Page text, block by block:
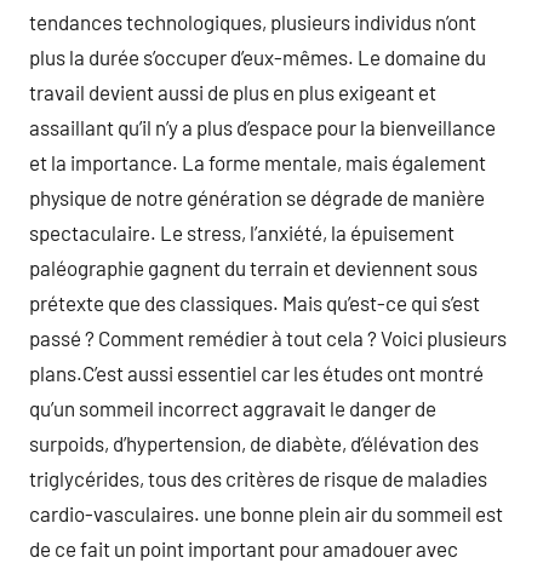
tendances technologiques, plusieurs individus n’ont
plus la durée s’occuper d’eux-mêmes. Le domaine du
travail devient aussi de plus en plus exigeant et
assaillant qu’il n’y a plus d’espace pour la bienveillance
et la importance. La forme mentale, mais également
physique de notre génération se dégrade de manière
spectaculaire. Le stress, l’anxiété, la épuisement
paléographie gagnent du terrain et deviennent sous
prétexte que des classiques. Mais qu’est-ce qui s’est
passé ? Comment remédier à tout cela ? Voici plusieurs
plans.C’est aussi essentiel car les études ont montré
qu’un sommeil incorrect aggravait le danger de
surpoids, d’hypertension, de diabète, d’élévation des
triglycérides, tous des critères de risque de maladies
cardio-vasculaires. une bonne plein air du sommeil est
de ce fait un point important pour amadouer avec